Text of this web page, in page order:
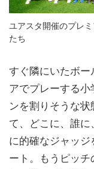
ユアスタ開催のプレ
たち
すぐ隣にいたボ
アでプレーする
ンを割りそうな
て、どこに、誰
に的確なジャッ
ート。もうピッ